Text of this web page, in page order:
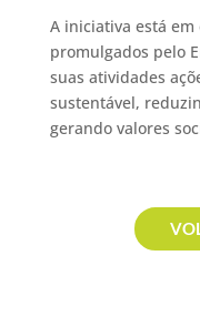
A iniciativa está em
promulgados pelo
suas atividades
sustentável,
gerando valores